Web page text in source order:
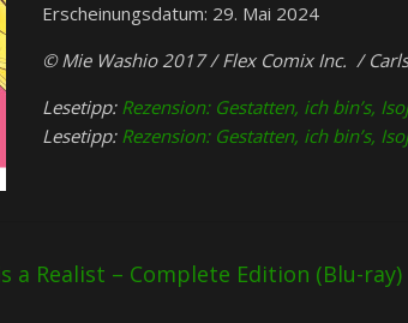
Erscheinungsdatum: 29. Mai 2024
© Mie Washio 2017 / Flex Comix Inc. /
Lesetipp: Rezension: Gestatten, ich bin’s,
Lesetipp: Rezension: Gestatten, ich bin’s,
a Realist – Complete Edition (Blu-ray)